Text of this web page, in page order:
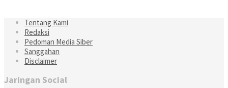
Tentang Kami
Redaksi
Pedoman Media Siber
Sanggahan
Disclaimer
Jaringan Social